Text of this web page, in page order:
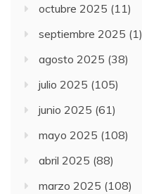
octubre 2025 (11)
septiembre 2025 (1)
agosto 2025 (38)
julio 2025 (105)
junio 2025 (61)
mayo 2025 (108)
abril 2025 (88)
marzo 2025 (108)